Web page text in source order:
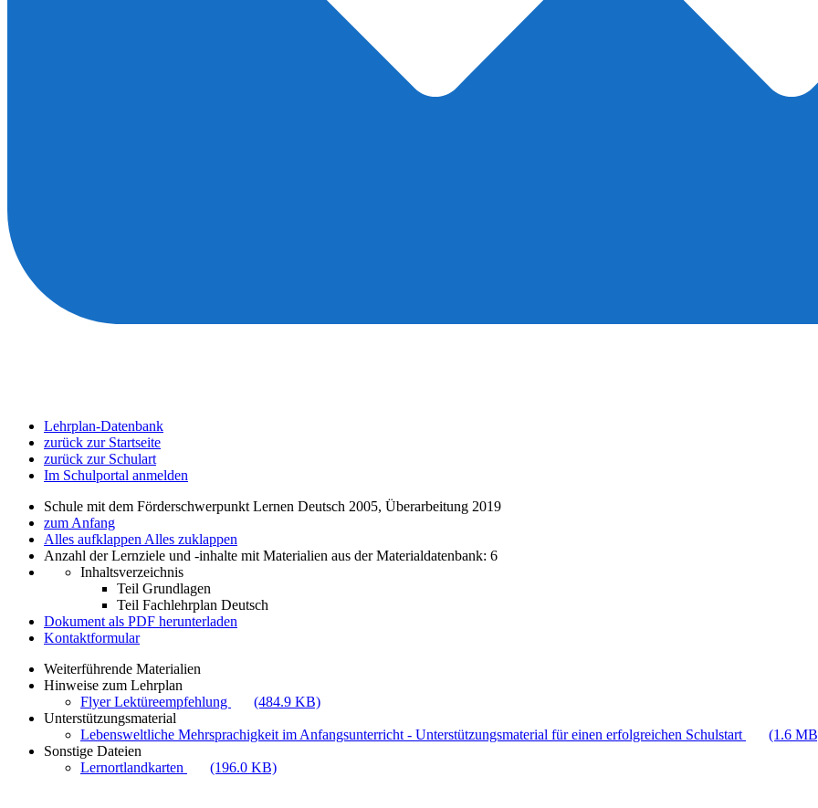
Lehrplan-Datenbank
zurück zur Startseite
zurück zur Schulart
Im Schulportal anmelden
Schule mit dem Förderschwerpunkt Lernen Deutsch 2005, Überarbeitung 2019
zum Anfang
Alles aufklappen Alles zuklappen
Anzahl der Lernziele und -inhalte mit Materialien aus der Materialdatenbank: 6
Inhaltsverzeichnis
Teil Grundlagen
Teil Fachlehrplan Deutsch
Dokument als PDF herunterladen
Kontaktformular
Weiterführende Materialien
Hinweise zum Lehrplan
Flyer Lektüreempfehlung
(484.9 KB)
Unterstützungsmaterial
Lebensweltliche Mehrsprachigkeit im Anfangsunterricht - Unterstützungsmaterial für einen erfolgreichen Schulstart
(1.6
Sonstige Dateien
Lernortlandkarten
(196.0 KB)